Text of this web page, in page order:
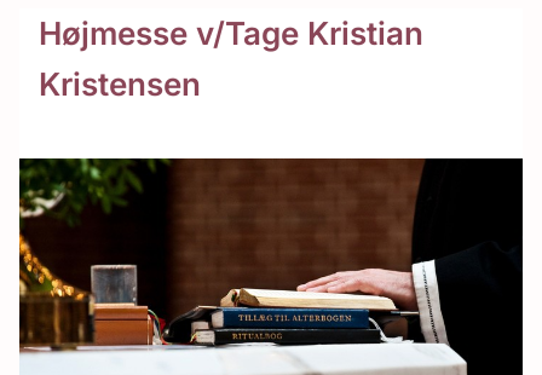
Højmesse v/Tage Kristian
Kristensen